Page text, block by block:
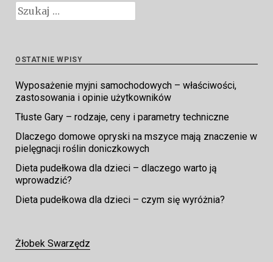
Szukaj:
OSTATNIE WPISY
Wyposażenie myjni samochodowych – właściwości,
zastosowania i opinie użytkowników
Tłuste Gary – rodzaje, ceny i parametry techniczne
Dlaczego domowe opryski na mszyce mają znaczenie w
pielęgnacji roślin doniczkowych
Dieta pudełkowa dla dzieci – dlaczego warto ją
wprowadzić?
Dieta pudełkowa dla dzieci – czym się wyróżnia?
Żłobek Swarzędz